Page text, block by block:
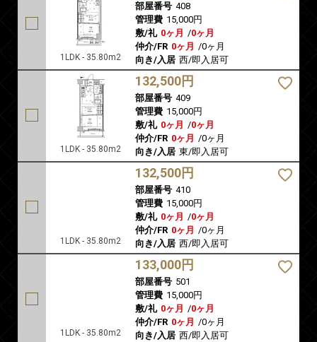
1LDK - 35.80m2
部屋番号 408
管理費 15,000円
敷/礼 0ヶ月 /0ヶ月
仲介/FR 0ヶ月 /0ヶ月
向き/入居 西/即入居可
1LDK - 35.80m2
132,500円
部屋番号 409
管理費 15,000円
敷/礼 0ヶ月 /0ヶ月
仲介/FR 0ヶ月 /0ヶ月
向き/入居 東/即入居可
1LDK - 35.80m2
132,500円
部屋番号 410
管理費 15,000円
敷/礼 0ヶ月 /0ヶ月
仲介/FR 0ヶ月 /0ヶ月
向き/入居 西/即入居可
1LDK - 35.80m2
133,000円
部屋番号 501
管理費 15,000円
敷/礼 0ヶ月 /0ヶ月
仲介/FR 0ヶ月 /0ヶ月
向き/入居 西/即入居可